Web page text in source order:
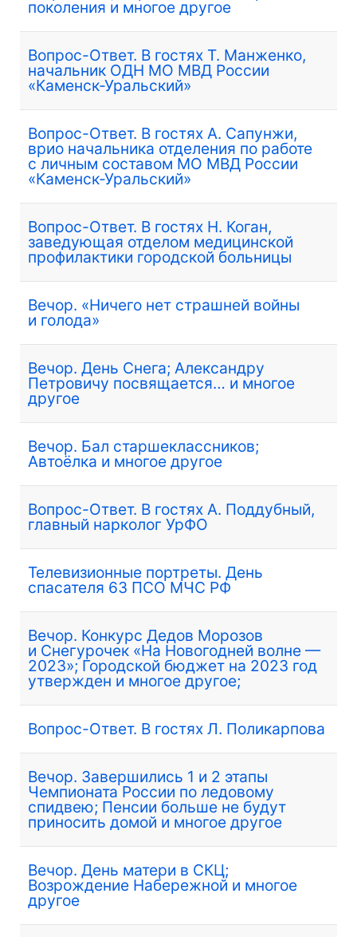
поколения и многое другое
Вопрос-Ответ. В гостях Т. Манженко,
начальник ОДН МО МВД России
«Каменск-Уральский»
Вопрос-Ответ. В гостях А. Сапунжи,
врио начальника отделения по работе
с личным составом МО МВД России
«Каменск-Уральский»
Вопрос-Ответ. В гостях Н. Коган,
заведующая отделом медицинской
профилактики городской больницы
Вечор. «Ничего нет страшней войны
и голода»
Вечор. День Снега; Александру
Петровичу посвящается… и многое
другое
Вечор. Бал старшеклассников;
Автоёлка и многое другое
Вопрос-Ответ. В гостях А. Поддубный,
главный нарколог УрФО
Телевизионные портреты. День
спасателя 63 ПСО МЧС РФ
Вечор. Конкурс Дедов Морозов
и Снегурочек «На Новогодней волне —
2023»; Городской бюджет на 2023 год
утвержден и многое другое;
Вопрос-Ответ. В гостях Л. Поликарпова
Вечор. Завершились 1 и 2 этапы
Чемпионата России по ледовому
спидвею; Пенсии больше не будут
приносить домой и многое другое
Вечор. День матери в СКЦ;
Возрождение Набережной и многое
другое